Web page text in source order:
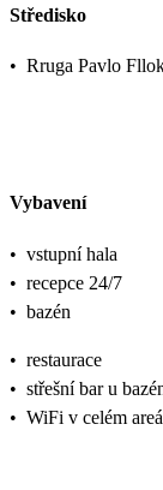
Středisko
• Rruga Pavlo
Vybavení
• vstupní hala
• recepce 24/7
• bazén
• restaurace
• střešní bar u
• WiFi v celém